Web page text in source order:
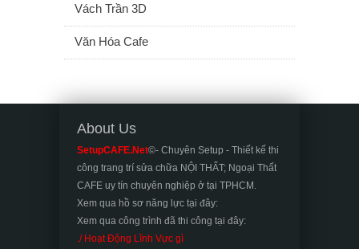
Vách Trần 3D
Văn Hóa Cafe
About Us
SetupCAFE.Net©- Chuyên Setup - Thiết kế thi
công trang trí sửa chữa NỘI THẤT; Ngoại Thất
CAFE uy tín chuyên nghiệp ở tại TPHCM.
Xem qua hồ sơ năng lực tại đây:
Xem qua công trình đã thi công tại đây:
./ Hoạt Động Lĩnh Vực gì